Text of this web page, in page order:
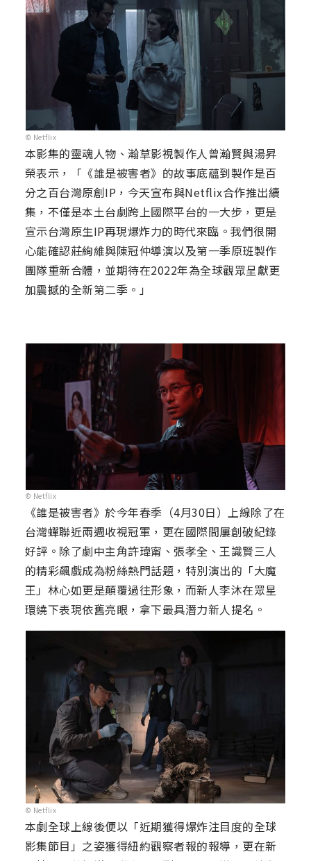
© Netflix
本影集的靈魂人物、瀚草影視製作人曾瀚賢與湯昇
榮表示，「《誰是被害者》的故事底蘊到製作是百
分之百台灣原創IP，今天宣布與Netflix合作推出續
集，不僅是本土台劇跨上國際平台的一大步，更是
宣示台灣原生IP再現爆炸力的時代來臨。我們很開
心能確認莊絢維與陳冠仲導演以及第一季原班製作
團隊重新合體，並期待在2022年為全球觀眾呈獻更
加震撼的全新第二季。」
© Netflix
《誰是被害者》於今年春季（4月30日）上線除了在
台灣蟬聯近兩週收視冠軍，更在國際間屢創破紀錄
好評。除了劇中主角許瑋甯、張孝全、王識賢三人
的精彩飆戲成為粉絲熱門話題，特別演出的「大魔
王」林心如更是顛覆過往形象，而新人李沐在眾星
環繞下表現依舊亮眼，拿下最具潛力新人提名。
© Netflix
本劇全球上線後便以「近期獲得爆炸注目度的全球
影集節目」之姿獲得紐約觀察者報的報導，更在新